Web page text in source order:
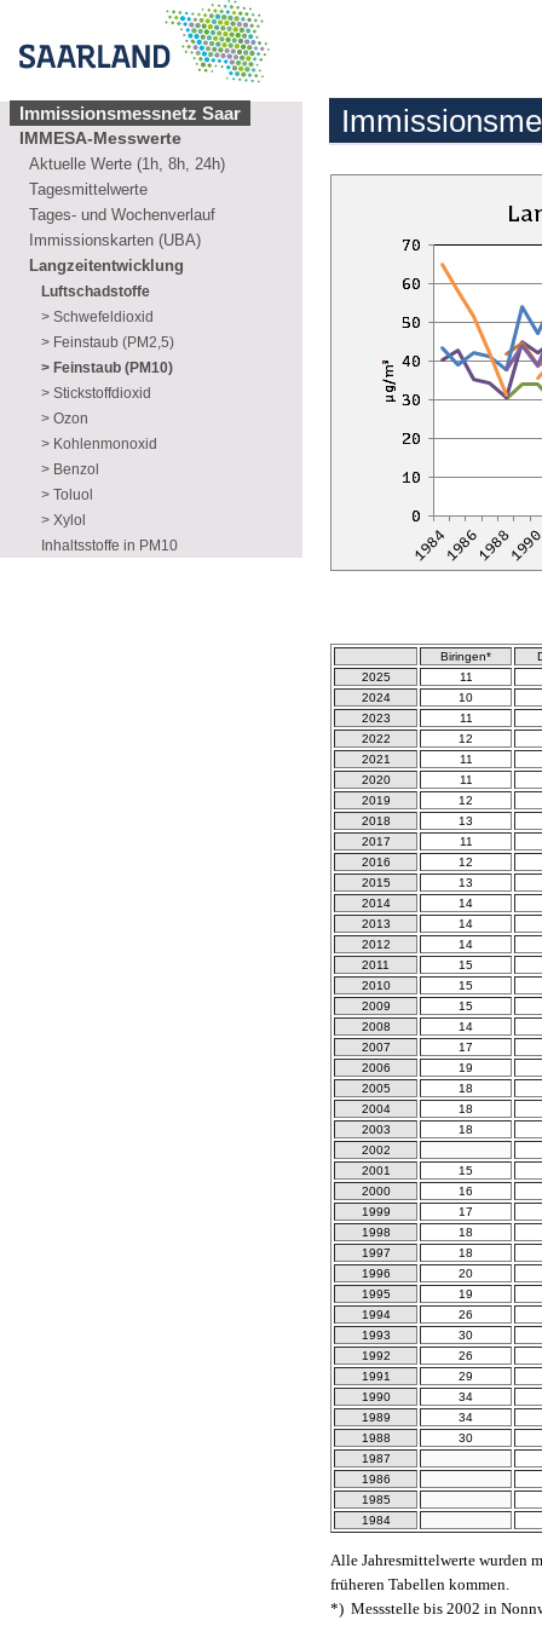
Immissionsmessnetz Saar
IMMESA-Messwerte
Aktuelle Werte (1h, 8h, 24h)
Tagesmittelwerte
Tages- und Wochenverlauf
Immissionskarten (UBA)
Langzeitentwicklung
Luftschadstoffe
> Schwefeldioxid
> Feinstaub (PM2,5)
> Feinstaub (PM10)
> Stickstoffdioxid
> Ozon
> Kohlenmonoxid
> Benzol
> Toluol
> Xylol
Inhaltsstoffe in PM10
Biringen*
2025
11
2024
10
2023
11
2022
12
2021
11
2020
11
2019
12
2018
13
2017
11
2016
12
2015
13
2014
14
2013
14
2012
14
2011
15
2010
15
2009
15
2008
14
2007
17
2006
19
2005
18
2004
18
2003
18
2002
2001
15
2000
16
1999
17
1998
18
1997
18
1996
20
1995
19
1994
26
1993
30
1992
26
1991
29
1990
34
1989
34
1988
30
1987
1986
1985
1984
Alle Jahresmittelwerte wurden
früheren Tabellen kommen.
*) Messstelle bis 2002 in